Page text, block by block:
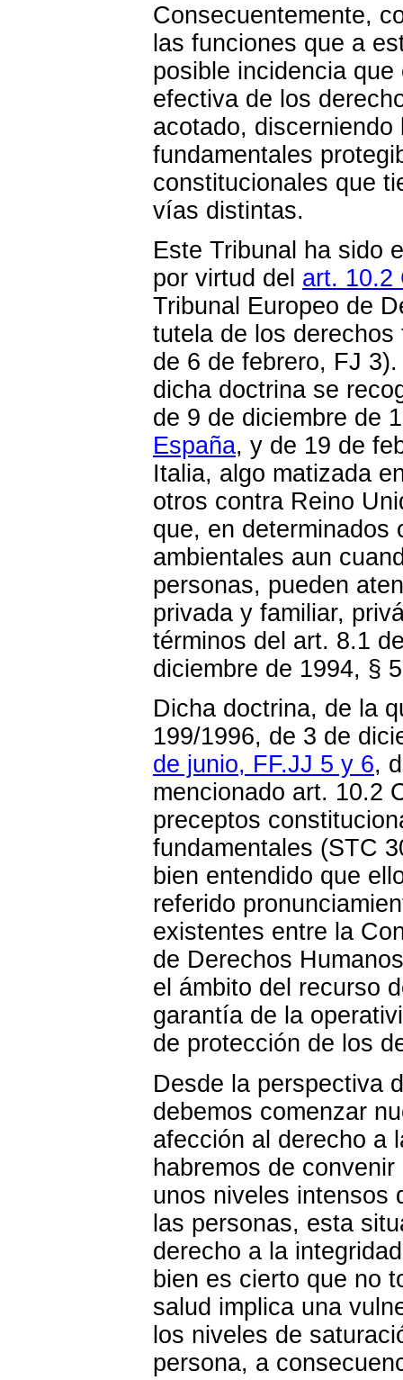
Consecuentemente,
las funciones que a
posible incidencia
efectiva de los
acotado,
fundamentales
constitucionales que
vías distintas.
Este Tribunal ha sido
por virtud del art. 10.2
Tribunal Europeo de
tutela de los
de 6 de febrero, FJ
dicha doctrina se
de 9 de diciembre de
España, y de 19 de
Italia, algo matizada
otros contra Reino
que, en determinados
ambientales aun
personas, pueden
privada y familiar,
términos del art. 8.1
diciembre de 1994, §
Dicha doctrina, de la
199/1996, de 3 de
de junio, FF.JJ 5 y 6,
mencionado art. 10.2
preceptos
fundamentales (STC
bien entendido que
referido
existentes entre la
de Derechos
el ámbito del recurso
garantía de la
de protección de los
Desde la perspectiva
debemos comenzar
afección al derecho a
habremos de
unos niveles intensos
las personas, esta
derecho a la
bien es cierto que no
salud implica una
los niveles de
persona, a